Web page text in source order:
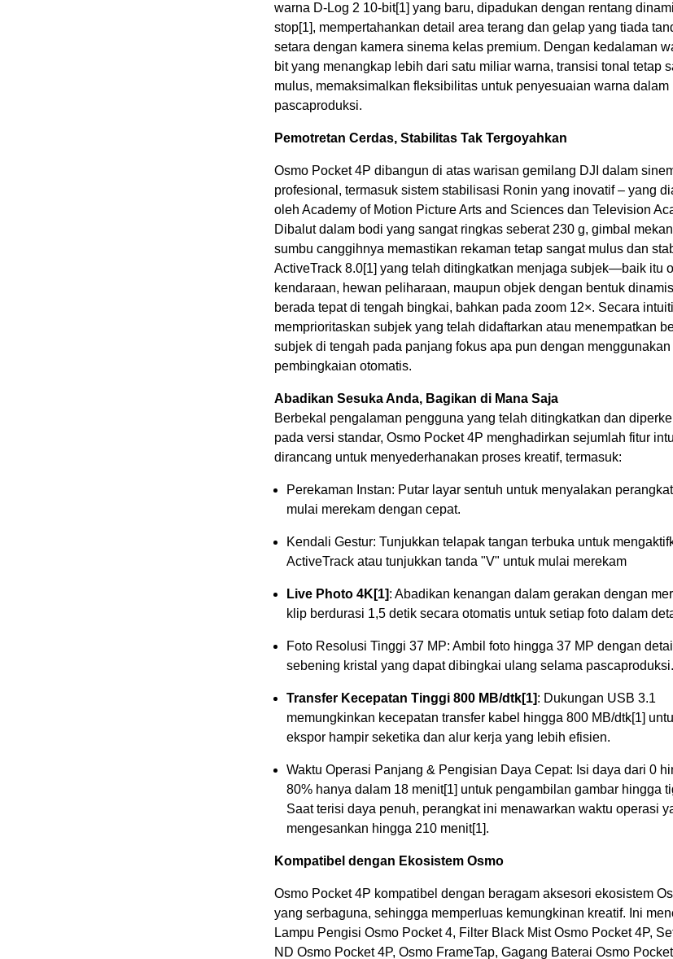
warna D-Log 2 10-bit[1] yang baru, dipadukan dengan rentang
stop[1], mempertahankan detail area terang dan gelap yang tiada
setara dengan kamera sinema kelas premium. Dengan kedalaman
bit yang menangkap lebih dari satu miliar warna, transisi tonal tetap
mulus, memaksimalkan fleksibilitas untuk penyesuaian warna dalam
pascaproduksi.
Pemotretan Cerdas, Stabilitas Tak Tergoyahkan
Osmo Pocket 4P dibangun di atas warisan gemilang DJI dalam
profesional, termasuk sistem stabilisasi Ronin yang inovatif – yang
oleh Academy of Motion Picture Arts and Sciences dan Television
Dibalut dalam bodi yang sangat ringkas seberat 230 g, gimbal
sumbu canggihnya memastikan rekaman tetap sangat mulus dan
ActiveTrack 8.0[1] yang telah ditingkatkan menjaga subjek—baik itu
kendaraan, hewan peliharaan, maupun objek dengan bentuk
berada tepat di tengah bingkai, bahkan pada zoom 12×. Secara
memprioritaskan subjek yang telah didaftarkan atau menempatkan
subjek di tengah pada panjang fokus apa pun dengan menggunakan
pembingkaian otomatis.
Abadikan Sesuka Anda, Bagikan di Mana Saja
Berbekal pengalaman pengguna yang telah ditingkatkan dan
pada versi standar, Osmo Pocket 4P menghadirkan sejumlah fitur
dirancang untuk menyederhanakan proses kreatif, termasuk:
Perekaman Instan: Putar layar sentuh untuk menyalakan
mulai merekam dengan cepat.
Kendali Gestur: Tunjukkan telapak tangan terbuka untuk
ActiveTrack atau tunjukkan tanda "V" untuk mulai merekam
Live Photo 4K [1]: Abadikan kenangan dalam gerakan dengan
klip berdurasi 1,5 detik secara otomatis untuk setiap foto dalam
Foto Resolusi Tinggi 37 MP: Ambil foto hingga 37 MP dengan detail
sebening kristal yang dapat dibingkai ulang selama pascaproduksi.
Transfer Kecepatan Tinggi 800 MB/dtk[1]: Dukungan USB 3.1
memungkinkan kecepatan transfer kabel hingga 800 MB/dtk[1]
ekspor hampir seketika dan alur kerja yang lebih efisien.
Waktu Operasi Panjang & Pengisian Daya Cepat: Isi daya dari 0
80% hanya dalam 18 menit[1] untuk pengambilan gambar hingga
Saat terisi daya penuh, perangkat ini menawarkan waktu operasi
mengesankan hingga 210 menit[1].
Kompatibel dengan Ekosistem Osmo
Osmo Pocket 4P kompatibel dengan beragam aksesori ekosistem
yang serbaguna, sehingga memperluas kemungkinan kreatif. Ini
Lampu Pengisi Osmo Pocket 4, Filter Black Mist Osmo Pocket 4P,
ND Osmo Pocket 4P, Osmo FrameTap, Gagang Baterai Osmo